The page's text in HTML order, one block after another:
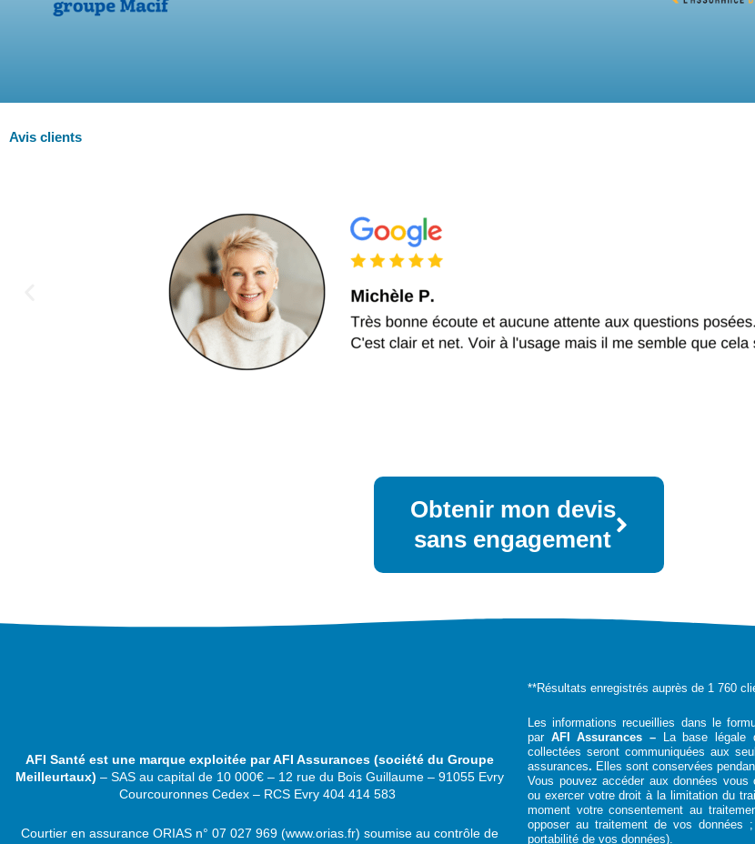
Avis clients
Obtenir mon devis
sans engagement
AFI Santé est une marque exploitée par AFI Assurances (société du Groupe
Meilleurtaux) – SAS au capital de 10 000€ – 12 rue du Bois Guillaume – 91055 Evry
Courcouronnes Cedex – RCS Evry 404 414 583
Courtier en assurance ORIAS n° 07 027 969 (www.orias.fr) soumise au contrôle de
**Résultats enregistrés auprès de 1 760
Les informations recueillies dans le
par AFI Assurances –
La base légale
collectées seront communiquées aux
assurances. Elles sont conservées
Vous pouvez accéder aux données
ou exercer votre droit à la limitation du
moment votre consentement au
opposer au traitement de vos données
portabilité de vos données).